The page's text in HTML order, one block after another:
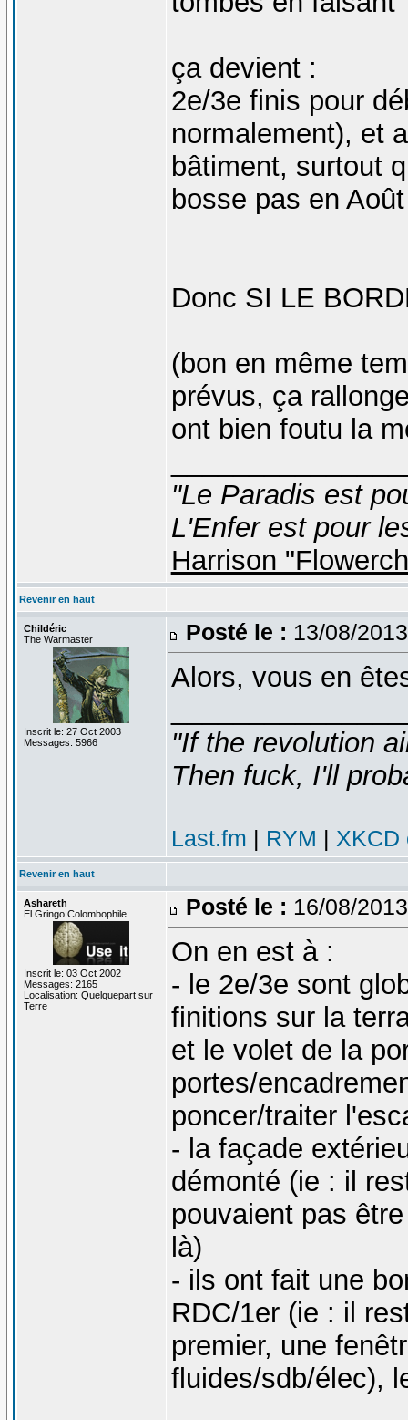
ça devient :
2e/3e finis pour
normalement), et
bâtiment, surtout
bosse pas en
Donc SI LE
(bon en même
prévus, ça
ont bien foutu la
"Le Paradis est
L'Enfer est pour
Harrison
Revenir en haut
Childéric
The Warmaster
Inscrit le: 27 Oct 2003
Messages: 5966
Posté le : 13/08/
Alors, vous en
"If the revolution
Then fuck, I'll
Last.fm | RYM | XKCD
Revenir en haut
Ashareth
El Gringo Colombophile
Inscrit le: 03 Oct 2002
Messages: 2165
Localisation: Quelquepart sur
Terre
Posté le : 16/08/
On en est à :
- le 2e/3e sont
finitions sur la
et le volet de la
portes/
poncer/traiter
- la façade
démonté (ie : il
pouvaient pas
là)
- ils ont fait une
RDC/1er (ie : il
premier, une
fluides/sdb/élec),